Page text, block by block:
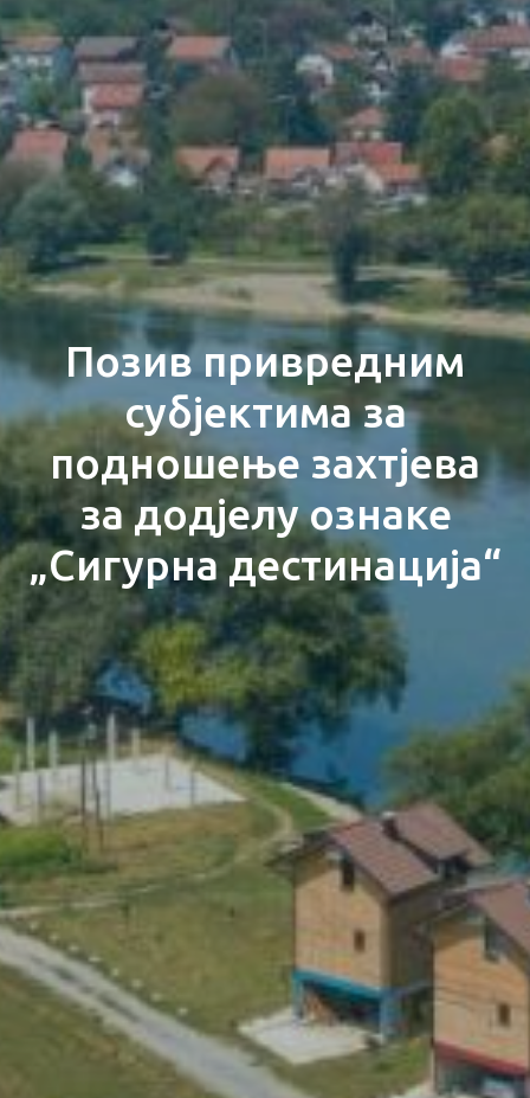
Позив привредним
субјектима за
подношење захтјева
за додјелу ознаке
„Сигурна дестинација“